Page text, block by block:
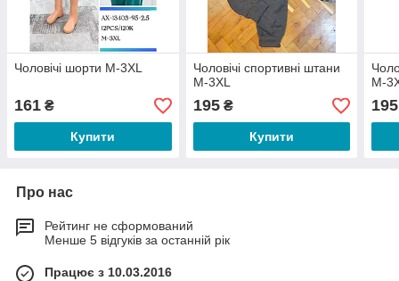
Чоловічі шорти M-3XL
161 ₴
Купити
Чоловічі спортивні штани
M-3XL
195₴
Купити
M-
195
Про нас
Рейтинг не сформований
Менше 5 відгуків за останній рік
Працює з 10.03.2016